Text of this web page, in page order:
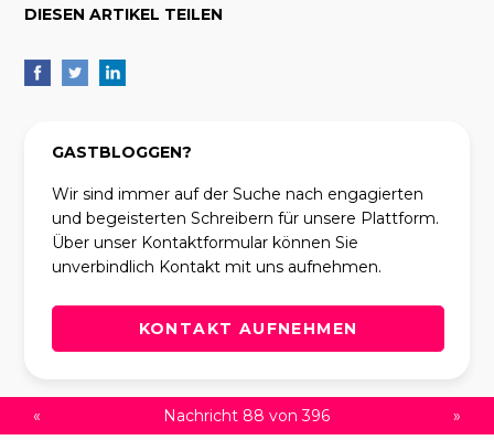
DIESEN ARTIKEL TEILEN
GASTBLOGGEN?
Wir sind immer auf der Suche nach engagierten
und begeisterten Schreibern für unsere Plattform.
Über unser Kontaktformular können Sie
unverbindlich Kontakt mit uns aufnehmen.
KONTAKT AUFNEHMEN
« Nachricht 88 von 396 »